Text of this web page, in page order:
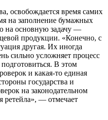
освобождается время самих
на заполнение бумажных
на основную задачу —
продукции. «Конечно, с
другая. Их иногда
сильно усложняет процесс
В этом
и какая-то единая
государства и
на законодательном
ретейла», — отмечает